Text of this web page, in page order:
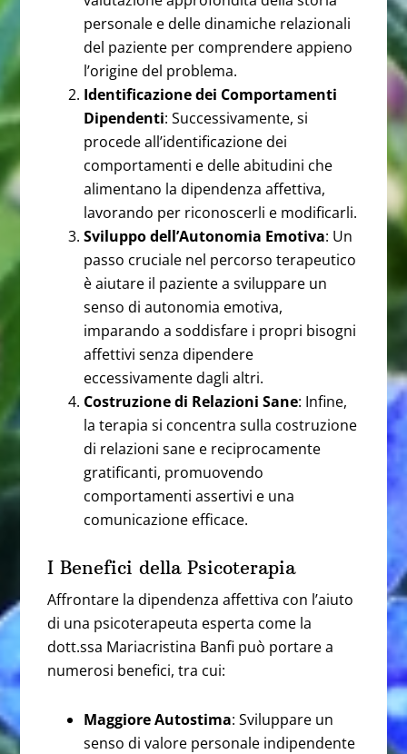
personale e delle dinamiche relazionali
del paziente per comprendere appieno
l’origine del problema.
Identificazione dei Comportamenti
Dipendenti: Successivamente, si
procede all’identificazione dei
comportamenti e delle abitudini che
alimentano la dipendenza affettiva,
lavorando per riconoscerli e modificarli.
Sviluppo dell’Autonomia Emotiva: Un
passo cruciale nel percorso terapeutico
è aiutare il paziente a sviluppare un
senso di autonomia emotiva,
imparando a soddisfare i propri bisogni
affettivi senza dipendere
eccessivamente dagli altri.
Costruzione di Relazioni Sane: Infine,
la terapia si concentra sulla costruzione
di relazioni sane e reciprocamente
gratificanti, promuovendo
comportamenti assertivi e una
comunicazione efficace.
I Benefici della Psicoterapia
Affrontare la dipendenza affettiva con l’aiuto
di una psicoterapeuta esperta come la
dott.ssa Mariacristina Banfi può portare a
numerosi benefici, tra cui:
Maggiore Autostima: Sviluppare un
senso di valore personale indipendente